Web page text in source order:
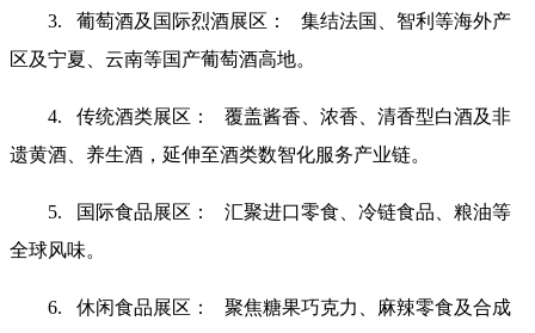
3. 葡萄酒及国际烈酒展区： 集结法国、智利等海外产
区及宁夏、云南等国产葡萄酒高地。
4. 传统酒类展区： 覆盖酱香、浓香、清香型白酒及非
遗黄酒、养生酒，延伸至酒类数智化服务产业链。
5. 国际食品展区： 汇聚进口零食、冷链食品、粮油等
全球风味。
6. 休闲食品展区： 聚焦糖果巧克力、麻辣零食及合成